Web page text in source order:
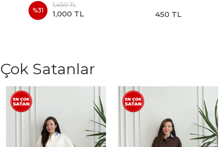
%31
1,450 TL
1,000 TL 450 TL
Çok Satanlar